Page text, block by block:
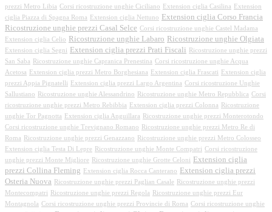
prezzi Metro Libia Corsi ricostruzione unghie Ciciliano Extension ciglia Casilina
Extension
ciglia Piazza di Spagna Roma
Extension ciglia Nettuno
Extension ciglia Corso Francia
Ricostruzione unghie prezzi Casal Selce Corsi ricostruzione unghie Castel Madama
Extension ciglia Celio
Ricostruzione unghie Labaro Ricostruzione unghie Olgiata
Extension ciglia Segni Extension ciglia prezzi Prati Fiscali
Ricostruzione unghie prezzi
San Saba
Ricostruzione unghie Capranica Prenestina Corsi ricostruzione unghie Acqua
Acetosa
Extension ciglia prezzi Metro Borghesiana Extension ciglia Frascati
Extension ciglia
prezzi Appia Pignatelli
Extension ciglia prezzi Largo Argentina Corsi ricostruzione Unghie
Sallustiano
Ricostruzione unghie Alessandrino Ricostruzione unghie Metro Repubblica Corsi
ricostruzione unghie prezzi Metro Rebibbia
Extension ciglia prezzi Colonna
Ricostruzione
unghie Tor Pagnotta
Extension ciglia Anguillara
Ricostruzione unghie prezzi Monterotondo
Corsi ricostruzione unghie Trevignano Romano
Ricostruzione unghie prezzi Metro Re di
Roma
Ricostruzione unghie prezzi Genazzano
Ricostruzione unghie prezzi Metro Colosseo
Extension ciglia Testa Di Lepre
Ricostruzione unghie Monte Compatri Corsi ricostruzione
unghie prezzi Monte Migliore
Ricostruzione unghie Grotte Celoni
Extension ciglia
prezzi Collina Fleming
Extension ciglia Rocca Canterano
Extension ciglia prezzi
Osteria Nuova
Ricostruzione unghie prezzi Paglian Casale
Ricostruzione unghie prezzi
Montecompatri
Ricostruzione unghie prezzi Regola
Ricostruzione unghie prezzi Eur
Montagnola Corsi ricostruzione unghie prezzi Provincie di Roma Corsi ricostruzione unghie